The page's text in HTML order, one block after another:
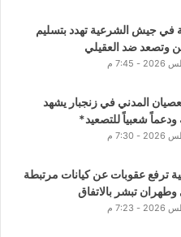
في جيش الشرعية تهدد بتسليم
وتصعد ضد العقيلي
المدني في زنجبار يشهد
شعبياً للتصعيد*
ترفع عقوبات عن كيانات مرتبطة
تبشر بالاتفاق